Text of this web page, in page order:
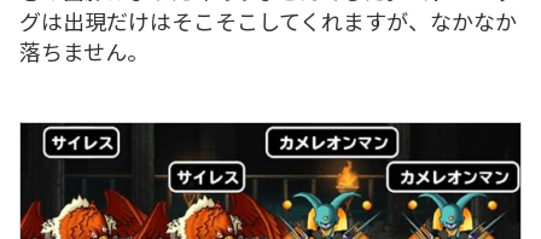
グは出現だけはそこそこしてくれますが、なかなか
落ちません。